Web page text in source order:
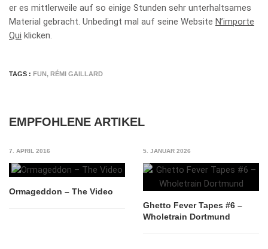
er es mittlerweile auf so einige Stunden sehr unterhaltsames
Material gebracht. Unbedingt mal auf seine Website N’importe
Qui klicken.
TAGS : FUN, RÉMI GAILLARD
EMPFOHLENE ARTIKEL
7. APRIL 2016
Ormageddon – The Video
5. JANUAR 2026
Ghetto Fever Tapes #6 –
Wholetrain Dortmund